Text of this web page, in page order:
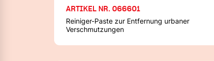
ARTIKEL NR. 066601
Reiniger-Paste zur Entfernung urbaner
Verschmutzungen